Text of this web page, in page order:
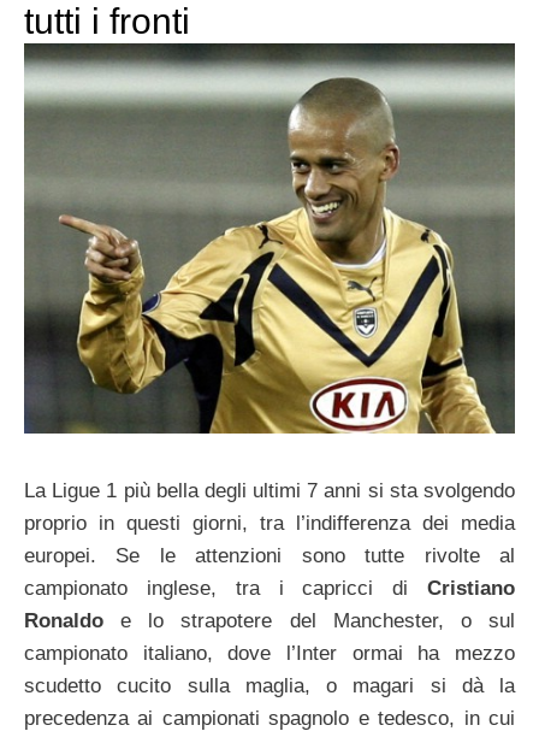
tutti i fronti
La Ligue 1 più bella degli ultimi 7 anni si sta svolgendo
proprio in questi giorni, tra l’indifferenza dei media
europei. Se le attenzioni sono tutte rivolte al
campionato inglese, tra i capricci di Cristiano
Ronaldoe lo strapotere del Manchester, o sul
campionato italiano, dove l’Inter ormai ha mezzo
scudetto cucito sulla maglia, o magari si dà la
precedenza ai campionati spagnolo e tedesco, in cui